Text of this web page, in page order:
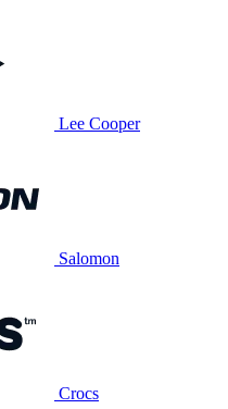
Lee Cooper
Salomon
Crocs